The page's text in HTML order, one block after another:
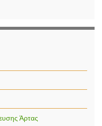
Άρτας